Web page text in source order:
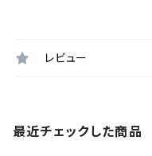
レビュー
最近チェックした商品